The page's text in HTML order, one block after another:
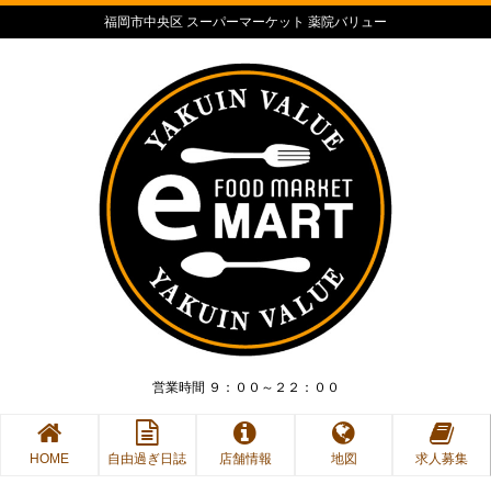
福岡市中央区 スーパーマーケット 薬院バリュー
営業時間 ９：００～２２：００
HOME 自由過ぎ日誌 店舗情報 地図 求人募集